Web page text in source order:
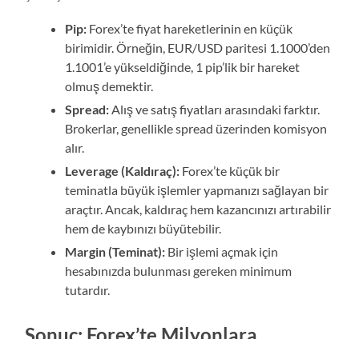
Pip: Forex’te fiyat hareketlerinin en küçük
birimidir. Örneğin, EUR/USD paritesi 1.1000’den
1.1001’e yükseldiğinde, 1 pip’lik bir hareket
olmuş demektir.
Spread:Alış ve satış fiyatları arasındaki farktır.
Brokerlar, genellikle spread üzerinden komisyon
alır.
Leverage (Kaldıraç): Forex’te küçük bir
teminatla büyük işlemler yapmanızı sağlayan bir
araçtır. Ancak, kaldıraç hem kazancınızı artırabilir
hem de kaybınızı büyütebilir.
Margin (Teminat): Bir işlemi açmak için
hesabınızda bulunması gereken minimum
tutardır.